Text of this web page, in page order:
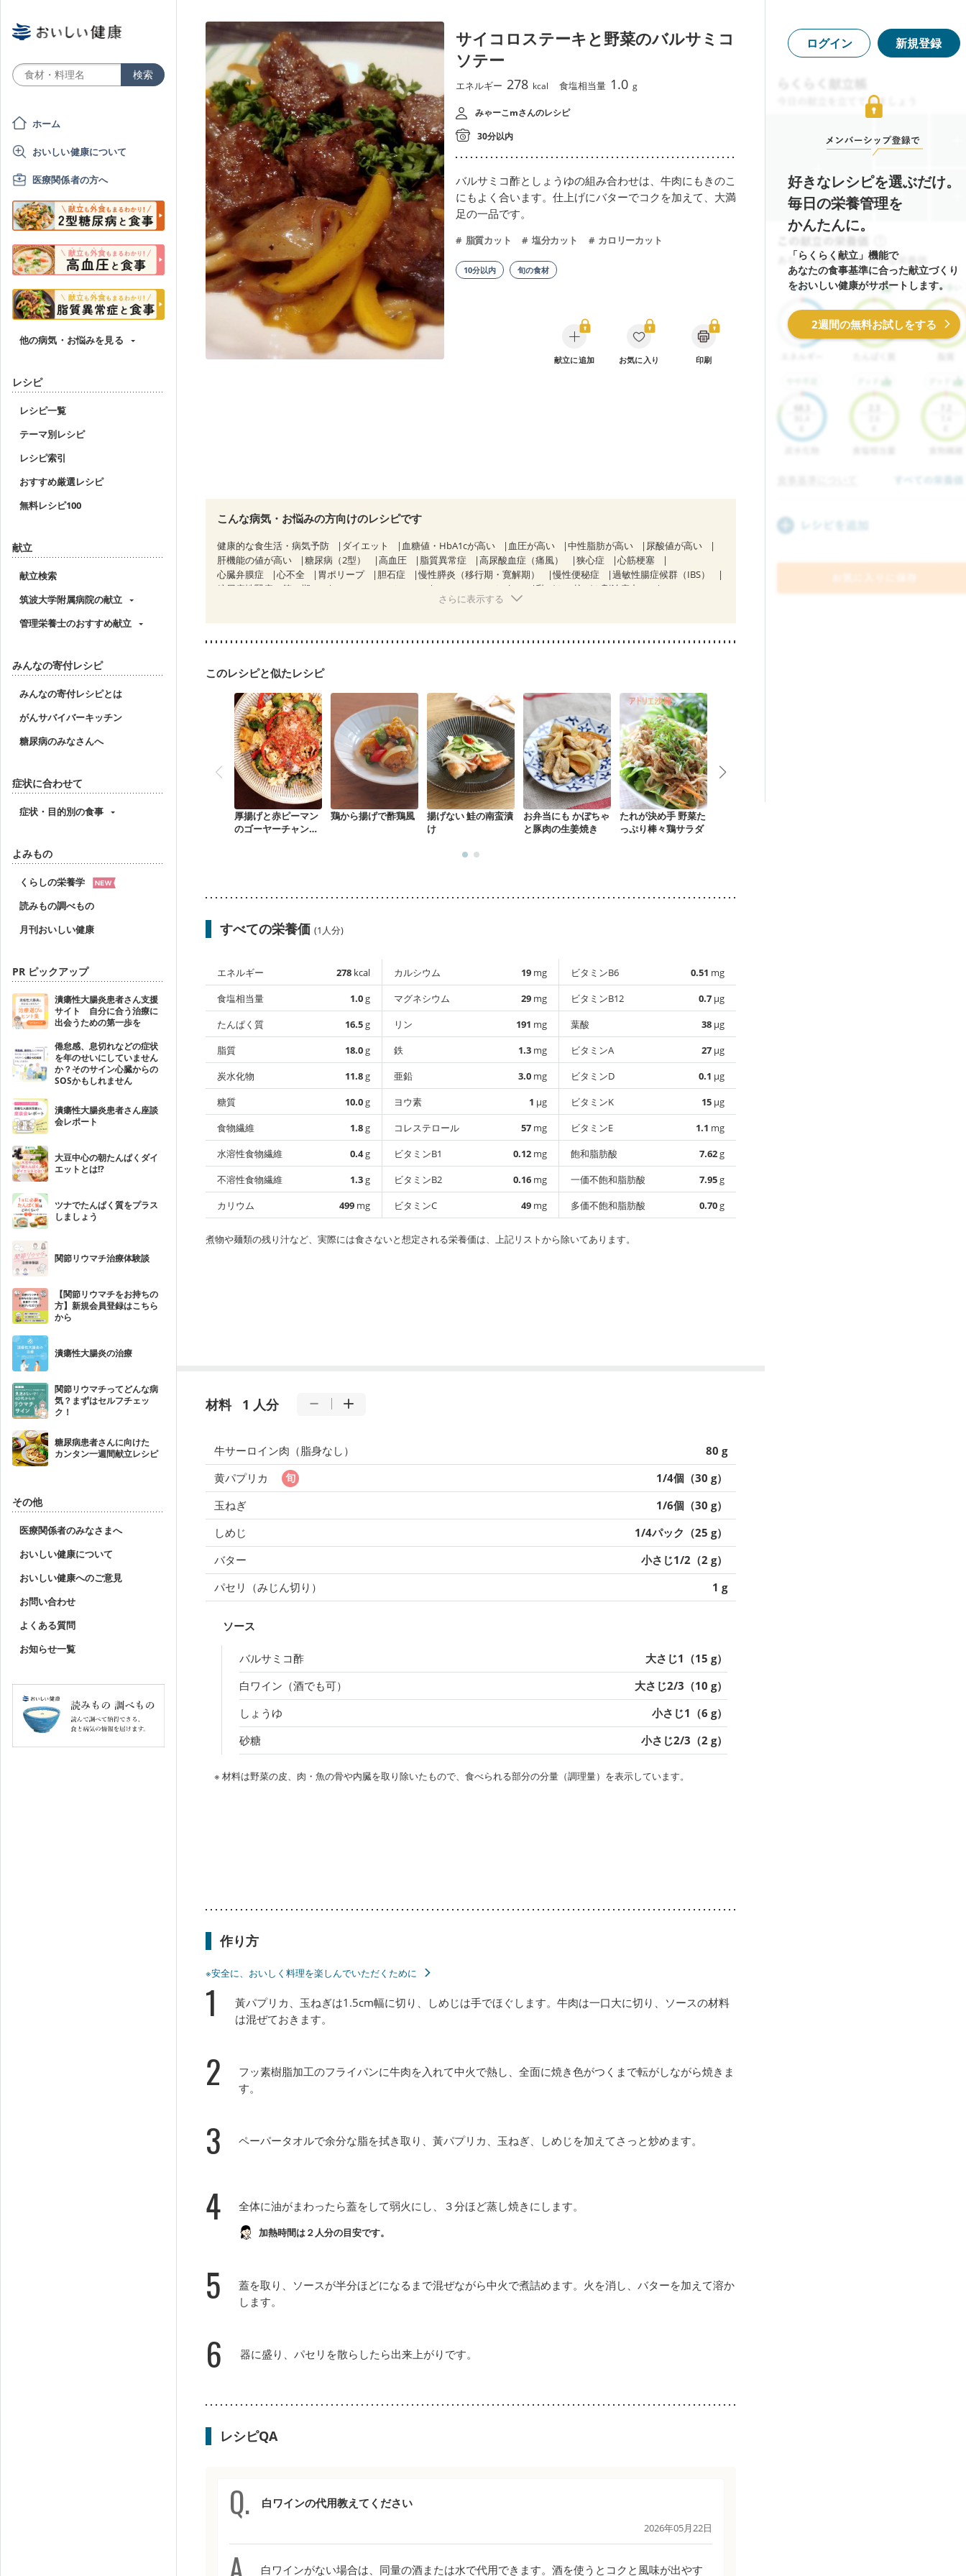
ホーム
おいしい健康について
医療関係者の方へ
他の病気・お悩みを見る
レシピ
レシピ一覧
テーマ別レシピ
レシピ索引
おすすめ厳選レシピ
無料レシピ100
献立
献立検索
筑波大学附属病院の献立
管理栄養士のおすすめ献立
みんなの寄付レシピ
みんなの寄付レシピとは
がんサバイバーキッチン
糖尿病のみなさんへ
症状に合わせて
症状・目的別の食事
よみもの
くらしの栄養学
読みもの調べもの
月刊おいしい健康
PR ピックアップ
潰瘍性大腸炎患者さん支援
サイト 自分に合う治療に
出会うための第一歩を
倦怠感、息切れなどの症状
を年のせいにしていません
か？そのサイン心臓からの
SOSかもしれません
潰瘍性大腸炎患者さん座談
会レポート
大豆中心の朝たんぱくダイ
エットとは!?
ツナでたんぱく質をプラス
しましょう
関節リウマチ治療体験談
【関節リウマチをお持ちの
方】新規会員登録はこちら
から
潰瘍性大腸炎の治療
関節リウマチってどんな病
気？まずはセルフチェッ
ク！
糖尿病患者さんに向けた
カンタン一週間献立レシピ
その他
医療関係者のみなさまへ
おいしい健康について
おいしい健康へのご意見
お問い合わせ
よくある質問
お知らせ一覧
サイコロステーキと野菜のバルサミコ
ソテー
エネルギー 278 kcal 食塩相当量 1.0 g
みゃーこmさんのレシピ
30分以内
バルサミコ酢としょうゆの組み合わせは、牛肉にもきのこ
にもよく合います。仕上げにバターでコクを加えて、大満
足の一品です。
脂質カット 塩分カット カロリーカット
10分以内 旬の食材
献立に追加 お気に入り 印刷
こんな病気・お悩みの方向けのレシピです
健康的な食生活・病気予防 ダイエット 血糖値・HbA1cが高い 血圧が高い 中性脂肪が高い
尿酸値が高い
肝機能の値が高い
糖尿病（2型） 高血圧 脂質異常症 高尿酸血症（痛風） 狭心症
心筋梗塞
心臓弁膜症
心不全 胃ポリープ 胆石症 慢性膵炎（移行期・寛解期） 慢性便秘症
過敏性腸症候群（IBS）
糖尿病性腎症（第３期）
CKD（ステージ３a） CKD（ステージ３b）
乳がん（抗がん剤治療中）
乳がん（放射線治療中） 乳がん治療を終えた方・経過観察中の方など
産後（ミルク）
骨折 骨粗しょう症 関節リウマチ 乾癬 フレイル（年齢に合わせた体作り）
低栄養予防
さらに表示する
このレシピと似たレシピ
厚揚げと赤ピーマン
のゴーヤーチャンプ
鶏から揚げで酢鶏風
揚げない 鮭の南蛮漬
け
お弁当にも かぼちゃ
と豚肉の生姜焼き
たれが決め手 野菜た
っぷり棒々鶏サラダ
すべての栄養価 (1人分)
エネルギー 278 kcal
食塩相当量
1.0g
たんぱく質
16.5g
脂質
18.0g
炭水化物
11.8g
糖質
10.0g
食物繊維
1.8g
水溶性食物繊維
0.4g
不溶性食物繊維
1.3g
カリウム
499 mg
カルシウム 19 mg
マグネシウム
29 mg
リン
191 mg
鉄
1.3 mg
亜鉛
3.0 mg
ヨウ素
1 µg
コレステロール
57 mg
ビタミンB1
0.12 mg
ビタミンB2
0.16 mg
ビタミンC
49 mg
ビタミンB6 0.51 mg
ビタミンB12
0.7 µg
葉酸
38 µg
ビタミンA
27 µg
ビタミンD
0.1 µg
ビタミンK
15 µg
ビタミンE
1.1 mg
飽和脂肪酸
7.62g
一価不飽和脂肪酸
7.95g
多価不飽和脂肪酸
0.70g
煮物や麺類の残り汁など、実際には食さないと想定される栄養価は、上記リストから除いてあります。
材料 1 人分
牛サーロイン肉（脂身なし）
80 g
黄パプリカ
1/4個（30 g）
玉ねぎ
1/6個（30 g）
しめじ
1/4パック（25 g）
バター
小さじ1/2（2 g）
パセリ（みじん切り）
1 g
ソース
バルサミコ酢
大さじ1（15 g）
白ワイン（酒でも可）
大さじ2/3（10 g）
しょうゆ
小さじ1（6 g）
砂糖
小さじ2/3（2 g）
※ 材料は野菜の皮、肉・魚の骨や内臓を取り除いたもので、食べられる部分の分量（調理量）を表示しています。
作り方
※安全に、おいしく料理を楽しんでいただくために
1
黃パプリカ、玉ねぎは1.5cm幅に切り、しめじは手でほぐします。牛肉は一口大に切り、ソースの材料
は混ぜておきます。
2
フッ素樹脂加工のフライパンに牛肉を入れて中火で熱し、全面に焼き色がつくまで転がしながら焼きま
す。
3 ペーパータオルで余分な脂を拭き取り、黃パプリカ、玉ねぎ、しめじを加えてさっと炒めます。
4 全体に油がまわったら蓋をして弱火にし、３分ほど蒸し焼きにします。
加熱時間は２人分の目安です。
5
蓋を取り、ソースが半分ほどになるまで混ぜながら中火で煮詰めます。火を消し、バターを加えて溶か
します。
6 器に盛り、パセリを散らしたら出来上がりです。
レシピQA
白ワインの代用教えてください
2026年05月22日
白ワインがない場合は、同量の酒または水で代用できます。酒を使うとコクと風味が出やす
ログイン 新規登録
好きなレシピを選ぶだけ。
毎日の栄養管理を
かんたんに。
「らくらく献立」機能で
あなたの食事基準に合った献立づくり
をおいしい健康がサポートします。
2週間の無料お試しをする